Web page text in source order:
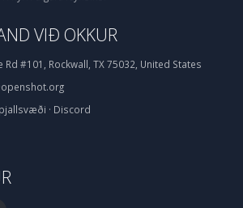
VIÐ OKKUR
Rd #101, Rockwall, TX 75032, United States
· Discord